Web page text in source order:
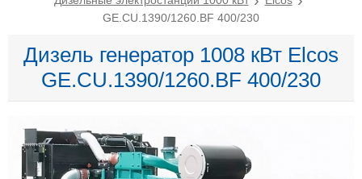
GE.CU.1390/1260.BF 400/230
Дизель генератор 1008 кВт Elcos
GE.CU.1390/1260.BF 400/230